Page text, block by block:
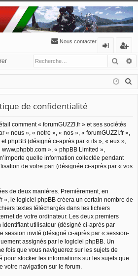
Nous contacter
n
ne
o
n
’e
nr
eg
re
r
de confidentialité
comment « forumGUZZI.fr » et ses sociétés
« nous », « notre », « nos », « forumGUZZI.fr »,
phpBB (désigné ci-après par « ils », « eux »,
», « phpBB Limited »,
quelle information collectée pendant
de votre part (désignée ci-après par « vos
de deux manières. Premièrement, en
», le logiciel phpBB créera un certain nombre de
textes téléchargés dans les fichiers
de votre ordinateur. Les deux premiers
identifiant utilisateur (désigné ci-après par
session invité (désigné ci-après par « session-
assignés par le logiciel phpBB. Un
fois que vous naviguerez sur les sujets de
pour stocker les informations sur les sujets que
votre navigation sur le forum.